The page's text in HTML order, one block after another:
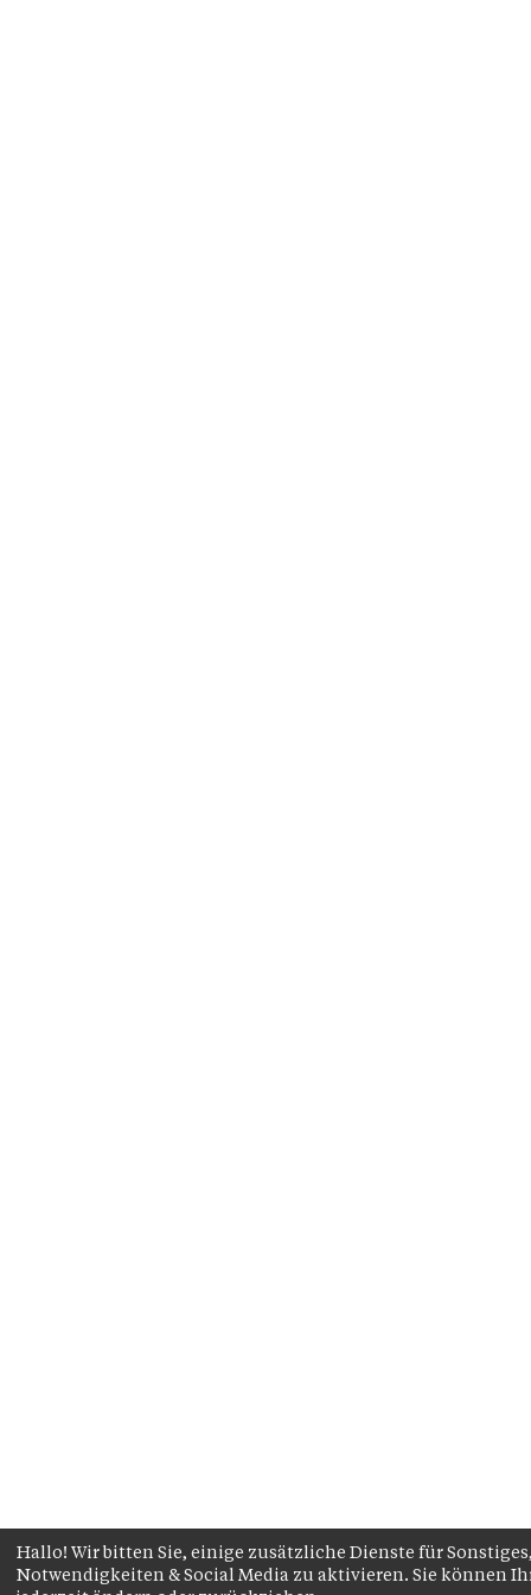
Hallo! Wir bitten Sie, einige zusätzliche Dienste für
Notwendigkeiten & Social Media zu aktivieren. Sie können